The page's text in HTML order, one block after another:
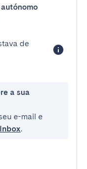
de
a sua
e-mail e
Inbox.